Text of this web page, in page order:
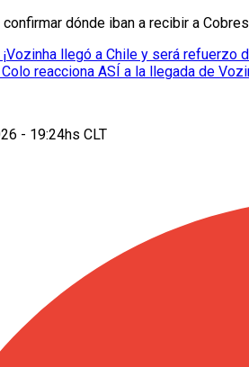
confirmar dónde iban a recibir a
llegó a Chile y será refuerzo
reacciona ASÍ a la llegada de
- 19:24hs CLT